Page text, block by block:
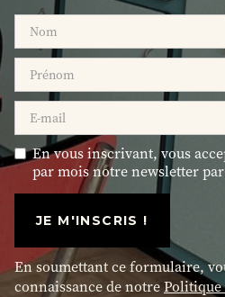
En vous inscrivant, vous
par mois notre newsletter
En soumettant ce formulaire,
connaissance de notre